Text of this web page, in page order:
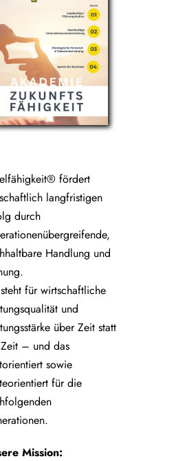
fördert
langfristigen
durch
Handlung und
für wirtschaftliche
und
über Zeit statt
– und das
sowie
für die
Mission: